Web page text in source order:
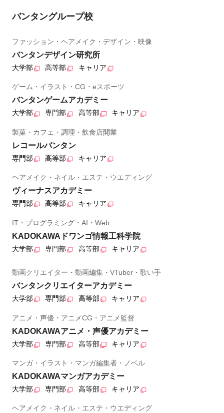
バンタングループ校
ファッション・ヘアメイク・デザイン・映像
バンタンデザイン研究所
大学部 高等部 キャリア
ゲーム・イラスト・CG・eスポーツ
バンタンゲームアカデミー
大学部 専門部 高等部 キャリア
製菓・カフェ・調理・飲食店開業
レコールバンタン
専門部 高等部 キャリア
ヘアメイク・ネイル・エステ・ウエディング
ヴィーナスアカデミー
専門部 高等部 キャリア
IT・プログラミング・AI・Web
KADOKAWAドワンゴ情報工科学院
大学部 専門部 高等部 キャリア
動画クリエイター・動画編集・VTuber・歌い手
バンタンクリエイターアカデミー
大学部 専門部 高等部 キャリア
アニメ・声優・アニメCG・アニメ監督
KADOKAWAアニメ・声優アカデミー
大学部 専門部 高等部 キャリア
マンガ・イラスト・マンガ編集者・ノベル
KADOKAWAマンガアカデミー
大学部 専門部 高等部 キャリア
ヘアメイク・ネイル・エステ・ウエディング